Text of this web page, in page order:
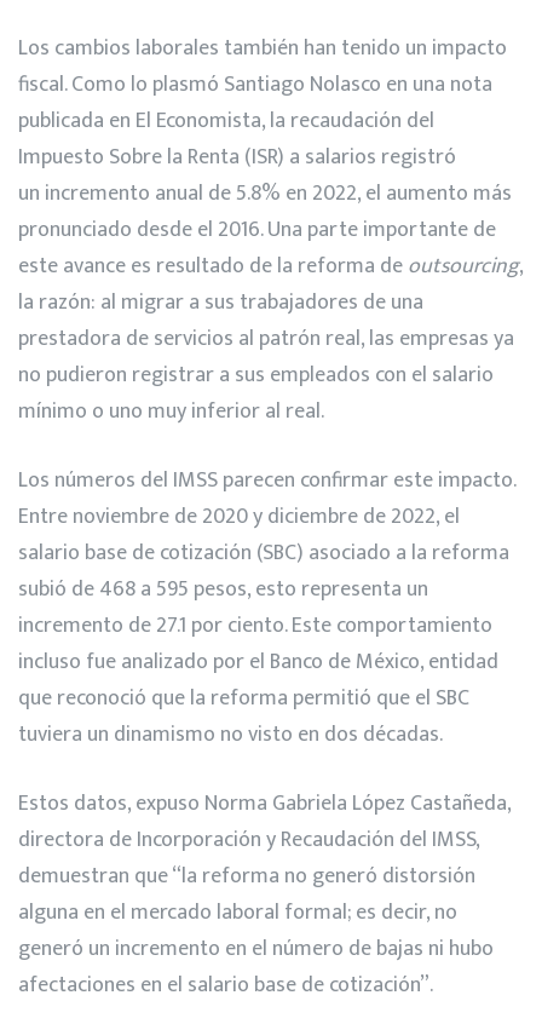
Los cambios laborales también han tenido un impacto
fiscal. Como lo plasmó Santiago Nolasco en una nota
publicada en El Economista, la recaudación del
Impuesto Sobre la Renta (ISR) a salarios registró
un incremento anual de 5.8% en 2022, el aumento más
pronunciado desde el 2016. Una parte importante de
este avance es resultado de la reforma deoutsourcing,
la razón: al migrar a sus trabajadores de una
prestadora de servicios al patrón real, las empresas ya
no pudieron registrar a sus empleados con el salario
mínimo o uno muy inferior al real.
Los números del IMSS parecen confirmar este impacto.
Entre noviembre de 2020 y diciembre de 2022, el
salario base de cotización (SBC) asociado a la reforma
subió de 468 a 595 pesos, esto representa un
incremento de 27.1 por ciento. Este comportamiento
incluso fue analizado por el Banco de México, entidad
que reconoció que la reforma permitió que el SBC
tuviera un dinamismo no visto en dos décadas.
Estos datos, expuso Norma Gabriela López Castañeda,
directora de Incorporación y Recaudación del IMSS,
demuestran que “la reforma no generó distorsión
alguna en el mercado laboral formal; es decir, no
generó un incremento en el número de bajas ni hubo
afectaciones en el salario base de cotización”.